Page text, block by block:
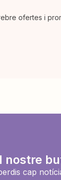
ofertes i
nostre
cap